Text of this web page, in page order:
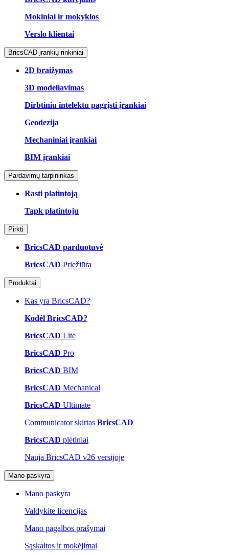
Mokiniai ir mokyklos
Verslo klientai
BricsCAD įrankių rinkiniai
2D braižymas
3D modeliavimas
Dirbtiniu intelektu pagrįsti įrankiai
Geodezija
Mechaniniai įrankiai
BIM įrankiai
Pardavimų tarpininkas
Rasti platintoją
Tapk platintoju
Pirkti
BricsCAD parduotuvė
BricsCAD Priežiūra
Produktai
Kas yra BricsCAD?
Kodėl BricsCAD?
BricsCAD Lite
BricsCAD Pro
BricsCAD BIM
BricsCAD Mechanical
BricsCAD Ultimate
Communicator skirtas BricsCAD
BricsCAD plėtiniai
Nauja BricsCAD v26 versijoje
Mano paskyra
Mano paskyra
Valdykite licencijas
Mano pagalbos prašymai
Sąskaitos ir mokėjimai